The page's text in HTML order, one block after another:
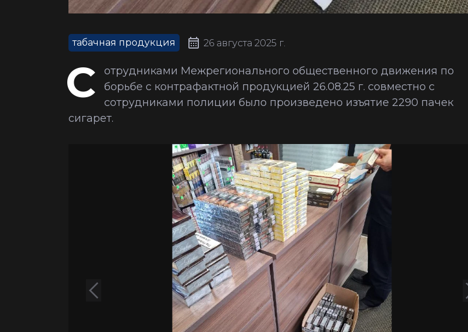
табачная продукция 26 августа 2025 г.
С
отрудниками Межрегионального общественного движения по
борьбе с контрафактной продукцией 26.08.25 г. совместно с
сотрудниками полиции было произведено изъятие 2290 пачек
сигарет.